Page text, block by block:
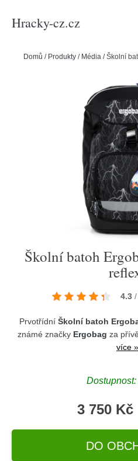
Hracky-cz.cz
Domů / Produkty / Média /Školní
Školní batoh
4.3 /
Prvotřídní Školní batoh
známé značky Ergobag za
více »
3 750 Kč
DO